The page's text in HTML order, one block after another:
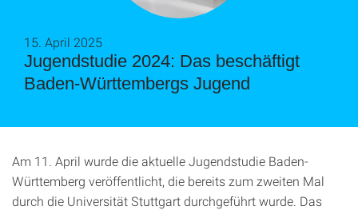
Jugendstudie 2024: Das beschäftigt
Baden-Württembergs Jugend
15. April 2025
Am 11. April wurde die aktuelle Jugendstudie Baden-
Württemberg veröffentlicht, die bereits zum zweiten Mal
durch die Universität Stuttgart durchgeführt wurde. Das